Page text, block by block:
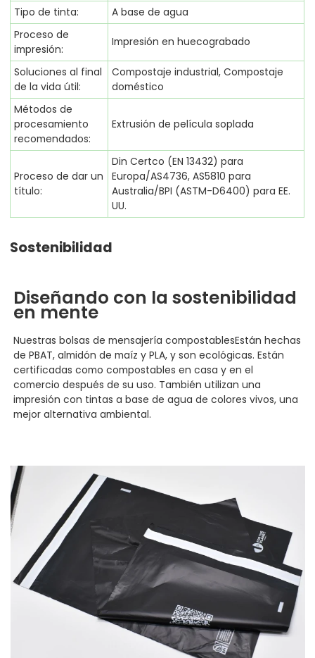
Tipo de tinta:
A base de agua
Proceso de
impresión:
Impresión en huecograbado
Soluciones al final
de la vida útil:
Compostaje industrial, Compostaje
doméstico
Métodos de
procesamiento
recomendados:
Extrusión de película soplada
Proceso de dar un
título:
Din Certco (EN 13432) para
Europa/AS4736, AS5810 para
Australia/BPI (ASTM-D6400) para EE.
UU.
Sostenibilidad
Diseñando con la sostenibilidad
en mente
Nuestras bolsas de mensajería compostablesEstán hechas
de PBAT, almidón de maíz y PLA, y son ecológicas. Están
certificadas como compostables en casa y en el
comercio después de su uso. También utilizan una
impresión con tintas a base de agua de colores vivos, una
mejor alternativa ambiental.